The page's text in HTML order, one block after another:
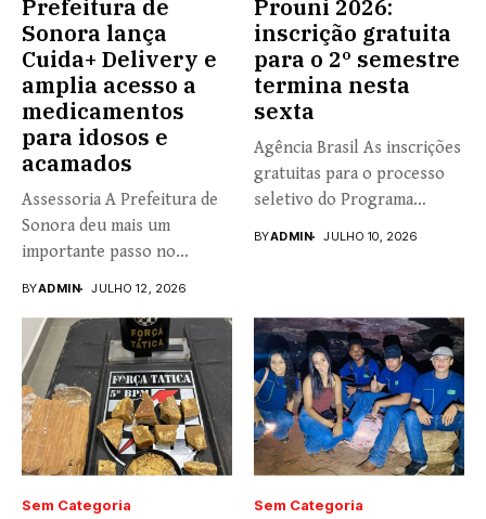
Prefeitura de
Sonora lança
Cuida+ Delivery e
amplia acesso a
medicamentos
para idosos e
acamados
Assessoria A Prefeitura de
Sonora deu mais um
importante passo no
BYADMIN JULHO 12, 2026
Prouni 2026:
inscrição gratuita
para o 2º semestre
termina nesta
sexta
Agência Brasil As inscrições
gratuitas para o processo
seletivo do Programa
BYADMIN JULHO 10, 2026
Sem Categoria Sem Categoria